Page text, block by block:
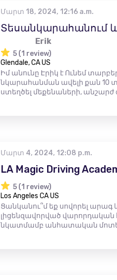
Մարտ 18, 2024, 12:16 a.m.
Տեսանկարահանում և
Erik
5 (1 review)
Glendale, CA US
Իմ անունը Էրիկ է Ունեմ
նկարահանման ավելի քան 10
ստեղծել մեքենաների, անշարժ
Մարտ 4, 2024, 12:08 p.m.
LA Magic Driving
5 (1 review)
Los Angeles CA US
Ցանկանու՞մ եք սովորել արագ
լիցենզավորված վարորդական
նկատմամբ անհատական